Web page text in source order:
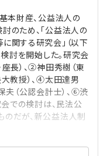
一答
託」活用戦略
ライン
本財産、公益法人の
のため、「公益法人の
関する研究会」（以下
検討を開始した。研究会
長）、②神田秀樹（東
教授）、④太田達男
夫（公認会計士）、⑥渋
での検討は、民法公
だが、新公益法人制